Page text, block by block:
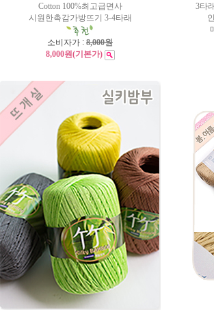
Cotton 100%최고급면사
시원한촉감가방뜨기 3-4타래
소비자가 : 8,000원
8,000원(기본가)
3타